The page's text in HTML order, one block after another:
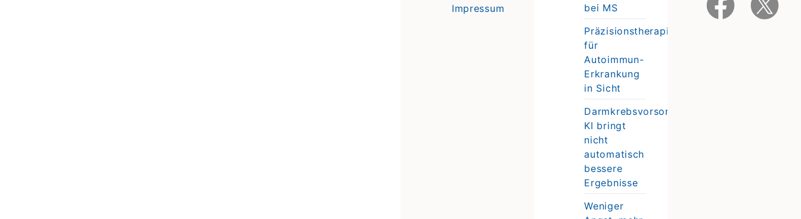
Impressum
bei MS
Präzisionstherapie
für
Autoimmun-
Erkrankung
in Sicht
Darmkrebsvorsorge:
KI bringt
nicht
automatisch
bessere
Ergebnisse
Weniger